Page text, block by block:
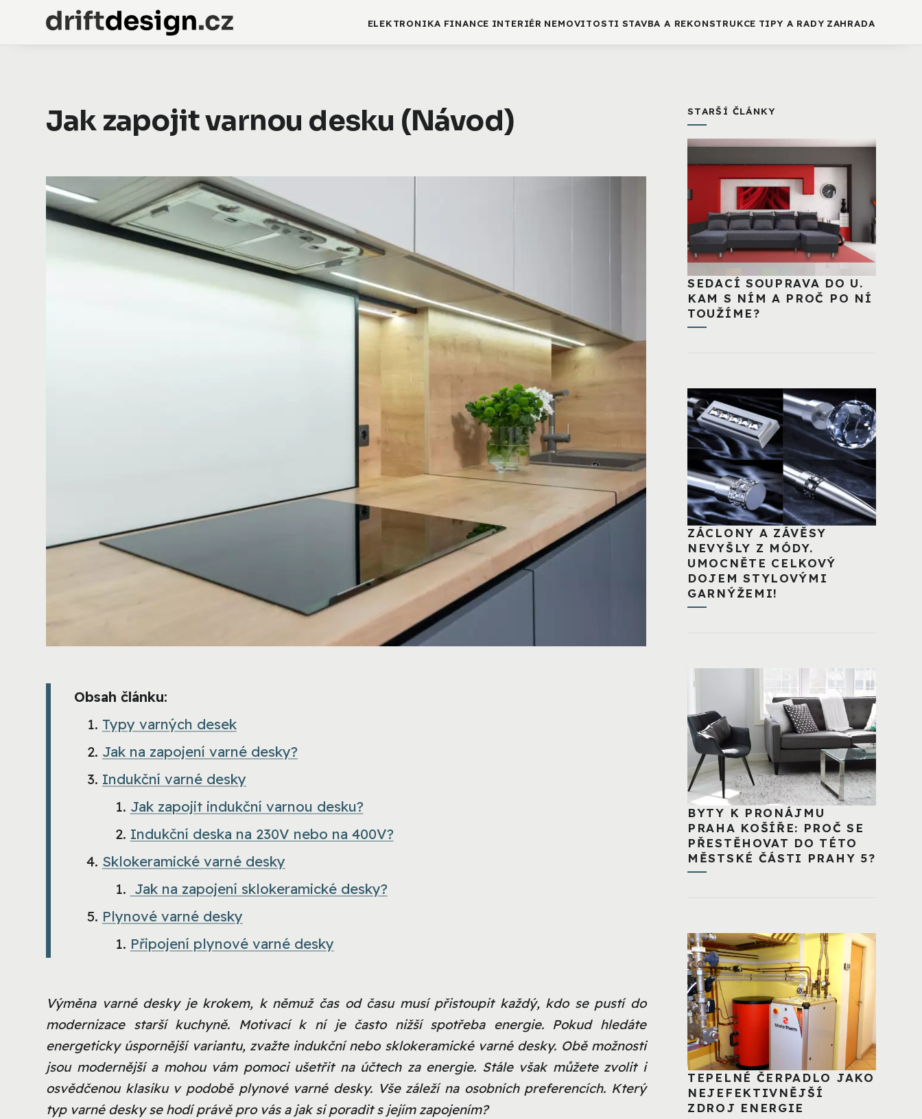
ELEKTRONIKA FINANCE INTERIÉR NEMOVITOSTI STAVBA A REKONSTRUKCE TIPY A RADY ZAHRADA
Jak zapojit varnou desku (Návod)
Obsah článku:
Typy varných desek
Jak na zapojení varné desky?
Indukční varné desky
Jak zapojit indukční varnou desku?
Indukční deska na 230V nebo na 400V?
Sklokeramické varné desky
Jak na zapojení sklokeramické desky?
Plynové varné desky
Připojení plynové varné desky
Výměna varné desky je krokem, k němuž čas od času musí přistoupit každý, kdo se pustí do
modernizace starší kuchyně. Motivací k ní je často nižší spotřeba energie. Pokud hledáte
energeticky úspornější variantu, zvažte indukční nebo sklokeramické varné desky. Obě možnosti
jsou modernější a mohou vám pomoci ušetřit na účtech za energie. Stále však můžete zvolit i
osvědčenou klasiku v podobě plynové varné desky. Vše záleží na osobních preferencích. Který
typ varné desky se hodí právě pro vás a jak si poradit s jejím zapojením?
STARŠÍ ČLÁNKY
SEDACÍ SOUPRAVA DO U.
KAM S NÍM A PROČ PO NÍ
TOUŽÍME?
ZÁCLONY A ZÁVĚSY
NEVYŠLY Z MÓDY.
UMOCNĚTE CELKOVÝ
DOJEM STYLOVÝMI
GARNÝŽEMI!
BYTY K PRONÁJMU
PRAHA KOŠÍŘE: PROČ SE
PŘESTĚHOVAT DO TÉTO
MĚSTSKÉ ČÁSTI PRAHY 5?
TEPELNÉ ČERPADLO JAKO
NEJEFEKTIVNĚJŠÍ
ZDROJ ENERGIE